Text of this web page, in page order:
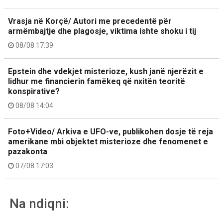
Vrasja në Korçë/ Autori me precedentë për
armëmbajtje dhe plagosje, viktima ishte shoku i tij
08/08 17:39
Epstein dhe vdekjet misterioze, kush janë njerëzit e
lidhur me financierin famëkeq që nxitën teoritë
konspirative?
08/08 14:04
Foto+Video/ Arkiva e UFO-ve, publikohen dosje të reja
amerikane mbi objektet misterioze dhe fenomenet e
pazakonta
07/08 17:03
Na ndiqni: